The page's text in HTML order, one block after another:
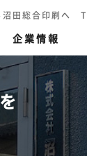
沼田総合印刷
企業情報
カラー印刷）
環